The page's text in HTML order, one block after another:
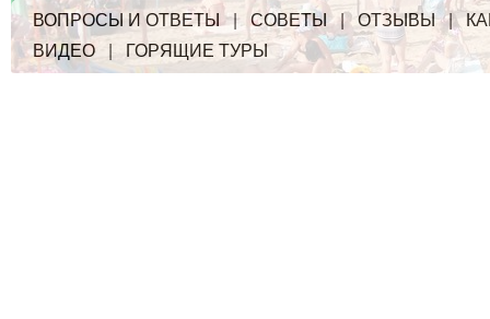
ВОПРОСЫ И ОТВЕТЫ | СОВЕТЫ | ОТЗЫВЫ|
ВИДЕО
ГОРЯЩИЕ ТУРЫ